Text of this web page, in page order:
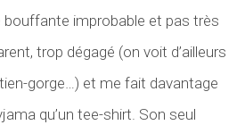
bouffante improbable et pas très
trop dégagé (on voit d’ailleurs
gorge…) et me fait davantage
qu’un tee-shirt. Son seul